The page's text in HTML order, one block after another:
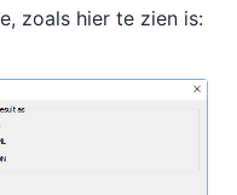
zoals hier te zien is: